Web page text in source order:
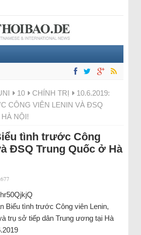
10 CHÍNH TRỊ
10.6.2019:
CÔNG VIÊN LENIN VÀ ĐSQ
NỘI!
tình trước Công
ĐSQ Trung Quốc ở Hà
Biểu tình trước Công viên Lenin,
trụ sở tiếp dân Trung ương tại Hà